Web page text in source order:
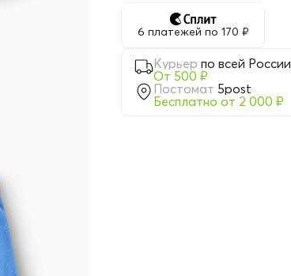
6 платежей по 170 ₽
Курьер по всей России
От 500 ₽
Постомат 5post
Бесплатно от 2 000 ₽